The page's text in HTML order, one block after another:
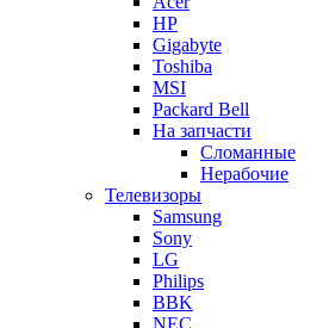
HP
Gigabyte
Toshiba
MSI
Packard Bell
На запчасти
Сломанные
Нерабочие
Телевизоры
Samsung
Sony
LG
Philips
BBK
NEC